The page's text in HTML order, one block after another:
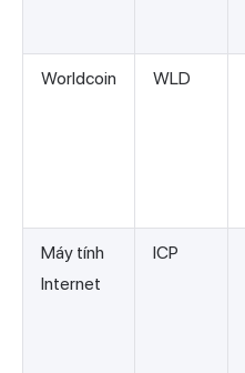
Worldcoin WLD
Máy tính
Internet
ICP